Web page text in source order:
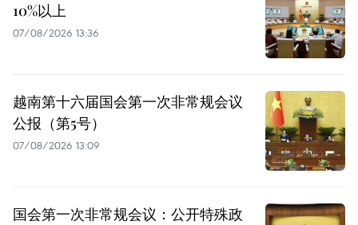
10%以上
07/08/2026 13:36
越南第十六届国会第一次非常规会议
公报（第5号）
07/08/2026 13:09
国会第一次非常规会议：公开特殊政